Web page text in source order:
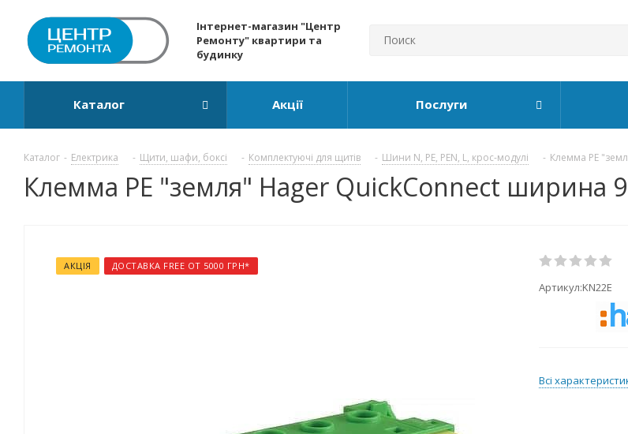
Інтернет-магазин "Центр
Ремонту" квартири та
будинку
Каталог Акції Послуги
Каталог - Електрика - Щити, шафи, боксі - Комплектуючі для щитів - Шини N, PE, PEN, L, крос-модулі - Клемма РЕ
Клемма РЕ "земля" Hager QuickConnect ширина
АКЦІЯ ДОСТАВКА FREE ОТ 5000 ГРН*
Артикул:KN22E
Всі